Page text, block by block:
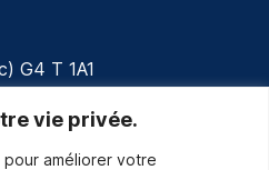
vie privée.
améliorer votre
G4 T 1A1